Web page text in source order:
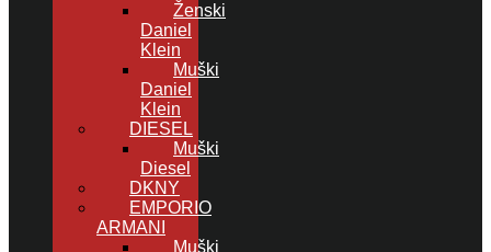
Ženski
Daniel
Klein
Muški
Daniel
Klein
DIESEL
Muški
Diesel
DKNY
EMPORIO
ARMANI
Muški